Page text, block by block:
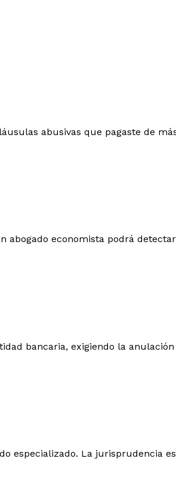
abusivas que pagaste de
economista podrá
bancaria, exigiendo la
especializado. La jurisprudencia